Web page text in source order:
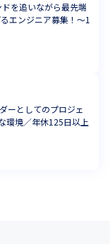
ドを追いながら最先端
エンジニア募集！～1
ーとしてのプロジェ
環境／年休125日以上